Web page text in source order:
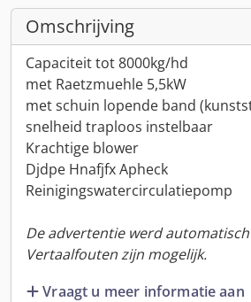
Omschrijving
Capaciteit tot 8000kg/hd
met Raetzmuehle 5,5kW
met schuin lopende band
snelheid traploos instelbaar
Krachtige blower
Djdpe Hnafjfx Apheck
Reinigingswatercirculatiepomp
De advertentie werd
Vertaalfouten zijn mogelijk.
Vraagt u meer informatie aan